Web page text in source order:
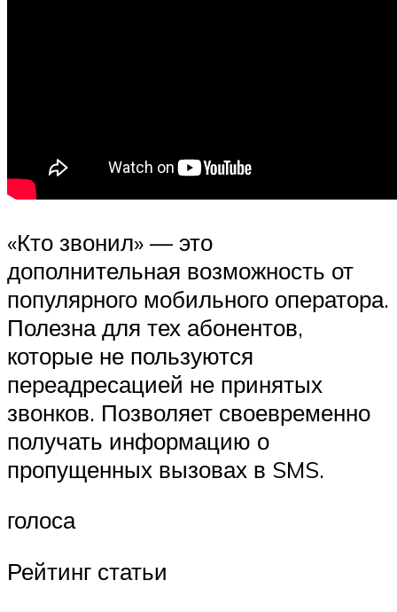
«Кто звонил» — это
дополнительная возможность от
популярного мобильного оператора.
Полезна для тех абонентов,
которые не пользуются
переадресацией не принятых
звонков. Позволяет своевременно
получать информацию о
пропущенных вызовах в SMS.
голоса
Рейтинг статьи